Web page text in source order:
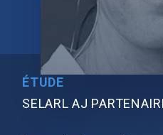
ÉTUDE
SELARL AJ